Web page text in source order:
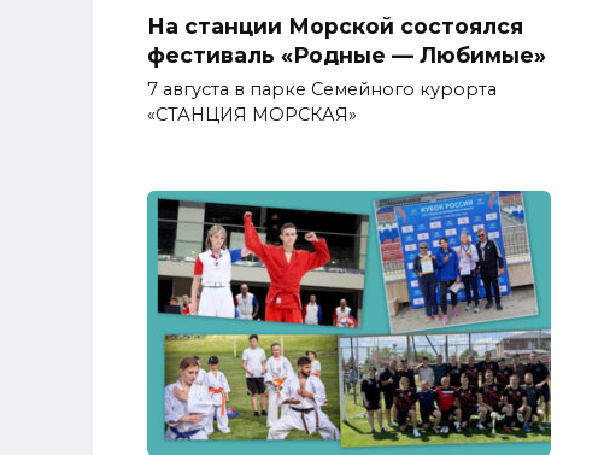
На станции Морской состоялся
фестиваль «Родные — Любимые»
7 августа в парке Семейного курорта
«СТАНЦИЯ МОРСКАЯ»